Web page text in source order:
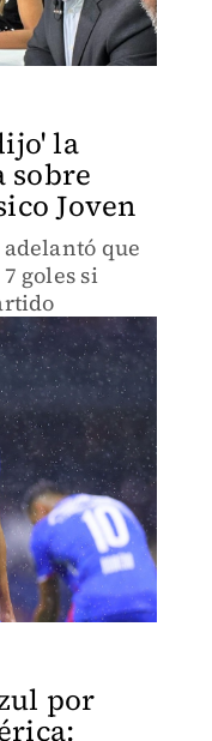
la
sobre
Joven
que
goles si
por